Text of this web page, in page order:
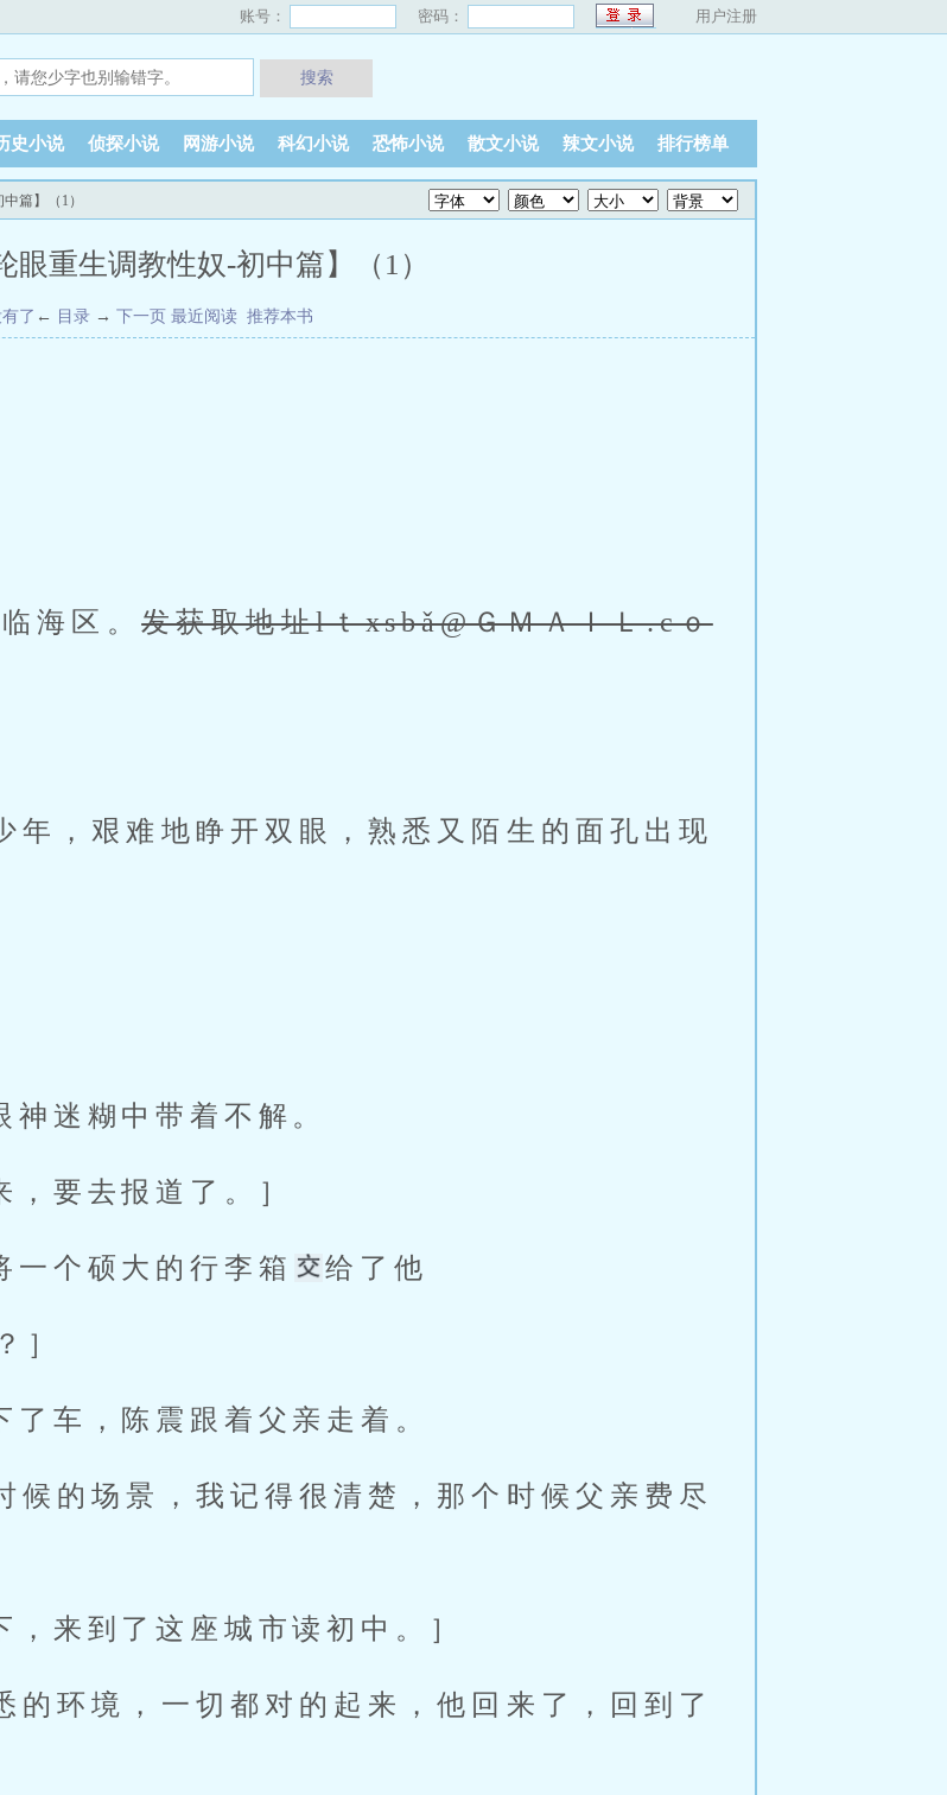
账号： 密码： 用户注册
搜索
史小说 侦探小说 网游小说 科幻小说 恐怖小说 散文小说 辣文小说 排行榜单
篇】（1）
眼重生调教性奴-初中篇】（1）
了 ← 目录 → 下一页 最近阅读 推荐本书
海区。发获取地址lｔxsbǎ@ＧＭＡＩＬ.cｏ
年，艰难地睁开双眼，熟悉又陌生的面孔出现
迷糊中带着不解。
，要去报道了。］
一个硕大的行李箱 给了他
］
车，陈震跟着父亲走着。
候的场景，我记得很清楚，那个时候父亲费尽
来到了这座城市读初中。］
的环境，一切都对的起来，他回来了，回到了